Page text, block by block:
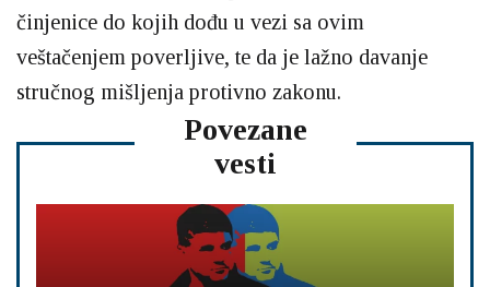
činjenice do kojih dođu u vezi sa ovim
veštačenjem poverljive, te da je lažno davanje
stručnog mišljenja protivno zakonu.
Povezane
vesti